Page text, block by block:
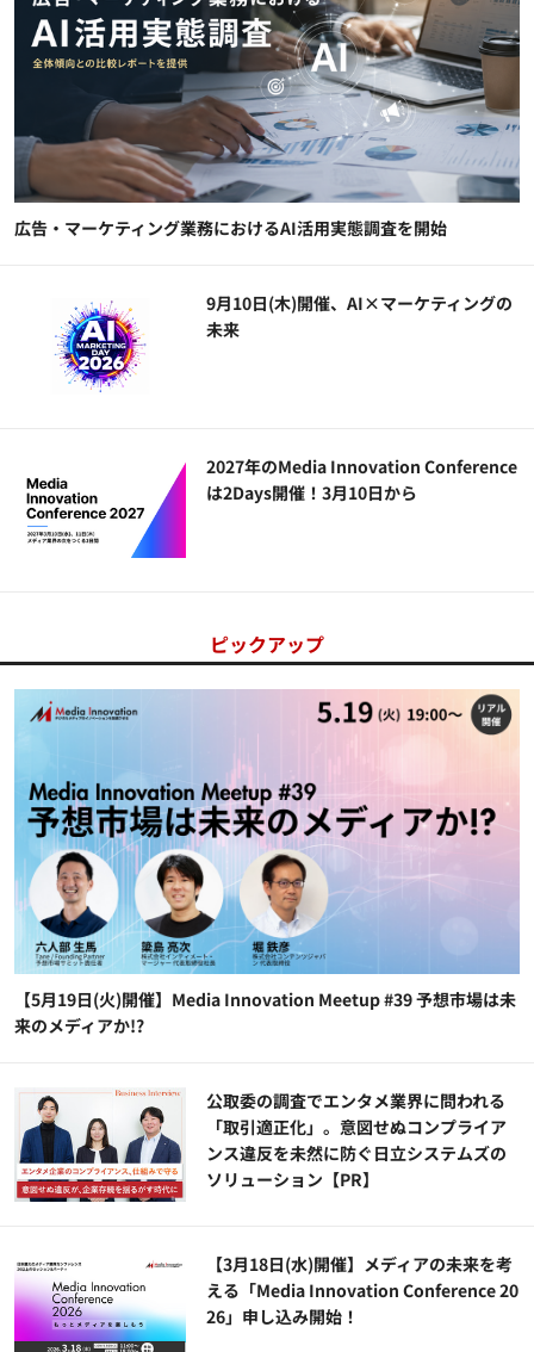
広告・マーケティング業務におけるAI活用実態調査を開始
9月10日(木)開催、AI×マーケティングの
未来
2027年のMedia Innovation Conference
は2Days開催！3月10日から
ピックアップ
【5月19日(火)開催】Media Innovation Meetup #39 予想市場は未
来のメディアか!?
公​​取委の調査でエンタメ業界に問われる
「取引適正化」。意図せぬコンプライア
ンス違反を未然に防ぐ日立システムズの
ソリューション​【PR】
【3月18日(水)開催】メディアの未来を考
える「Media Innovation Conference 20
26」申し込み開始！